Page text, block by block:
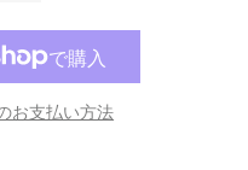
お支払い方法